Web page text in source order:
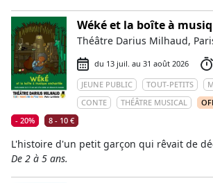
Wéké et la boîte à
Théâtre Darius Milhaud,
du 13 juil. au 31 août 2026
JEUNE PUBLIC
TOUT-PETITS
CONTE
THÉÂTRE MUSICAL
- 20%
8 - 10 €
L'histoire d'un petit garçon qui rêvait de
De 2 à 5 ans.